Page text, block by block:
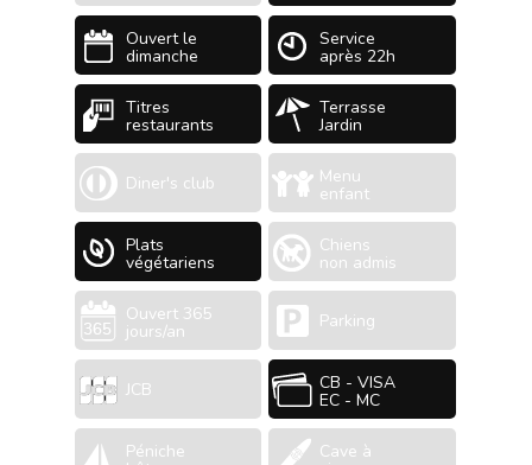
Ouvert le
dimanche
Service
après 22h
Titres
restaurants
Terrasse
Jardin
Diner's club Menu
enfant
Plats
végétariens
Chiens
non admis
Ouvert 365
jours/an Parking
JCB CB - VISA
EC - MC
Péniche Cave à